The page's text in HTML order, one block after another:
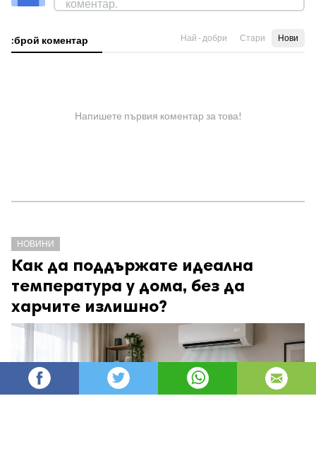
:брой коментар Най - добри Стари Нови
Напишете първия коментар за това!
НОВИНИ
Как да поддържате идеална
температура у дома, без да
харчите излишно?